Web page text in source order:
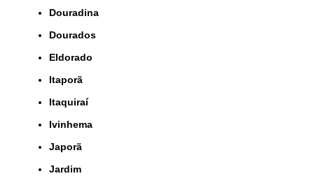
Douradina
Dourados
Eldorado
Itaporã
Itaquiraí
Ivinhema
Japorã
Jardim